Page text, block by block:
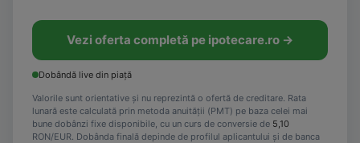
Vezi oferta completă pe ipotecare.ro →
Dobândă live din piață
Valorile sunt orientative și nu reprezintă o ofertă de creditare. Rata
lunară este calculată prin metoda anuității (PMT) pe baza celei mai
bune dobânzi fixe disponibile, cu un curs de conversie de 5,10
RON/EUR. Dobânda finală depinde de profilul aplicantului și de banca